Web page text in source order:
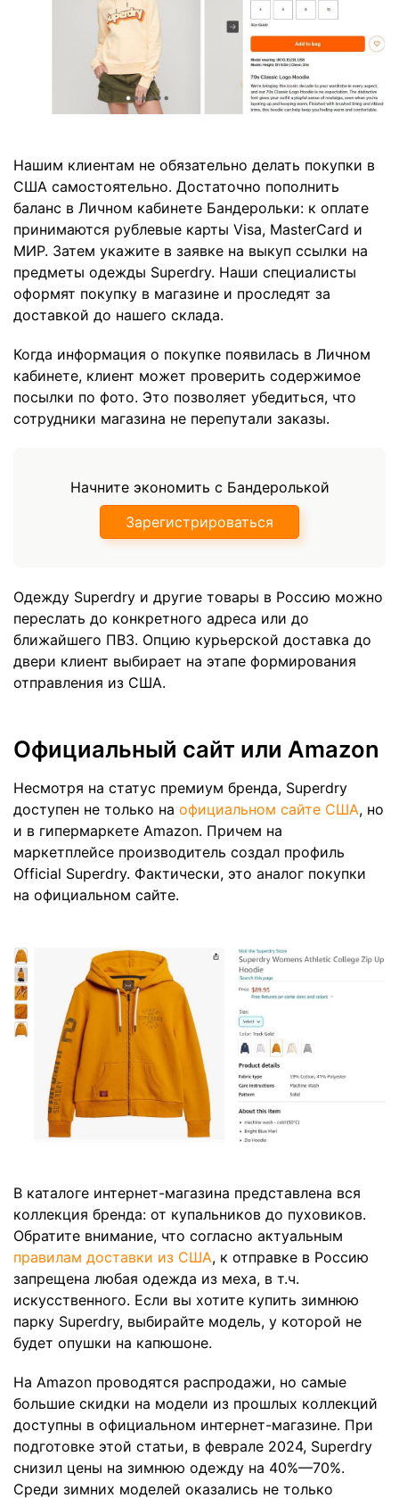
Нашим клиентам не обязательно делать покупки в
США самостоятельно. Достаточно пополнить
баланс в Личном кабинете Бандерольки: к оплате
принимаются рублевые карты Visa, MasterCard и
МИР. Затем укажите в заявке на выкуп ссылки на
предметы одежды Superdry. Наши специалисты
оформят покупку в магазине и проследят за
доставкой до нашего склада.
Когда информация о покупке появилась в Личном
кабинете, клиент может проверить содержимое
посылки по фото. Это позволяет убедиться, что
сотрудники магазина не перепутали заказы.
Начните экономить с Бандеролькой
Зарегистрироваться
Одежду Superdry и другие товары в Россию можно
переслать до конкретного адреса или до
ближайшего ПВЗ. Опцию курьерской доставка до
двери клиент выбирает на этапе формирования
отправления из США.
Официальный сайт или Amazon
Несмотря на статус премиум бренда, Superdry
доступен не только на официальном сайте США, но
и в гипермаркете Amazon. Причем на
маркетплейсе производитель создал профиль
Official Superdry. Фактически, это аналог покупки
на официальном сайте.
В каталоге интернет-магазина представлена вся
коллекция бренда: от купальников до пуховиков.
Обратите внимание, что согласно актуальным
правилам доставки из США, к отправке в Россию
запрещена любая одежда из меха, в т.ч.
искусственного. Если вы хотите купить зимнюю
парку Superdry, выбирайте модель, у которой не
будет опушки на капюшоне.
На Amazon проводятся распродажи, но самые
большие скидки на модели из прошлых коллекций
доступны в официальном интернет-магазине. При
подготовке этой статьи, в феврале 2024, Superdry
снизил цены на зимнюю одежду на 40%—70%.
Среди зимних моделей оказались не только